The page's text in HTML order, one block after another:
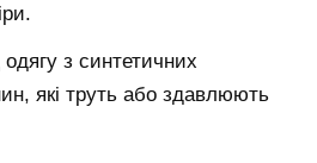
з синтетичних
які труть або здавлюють